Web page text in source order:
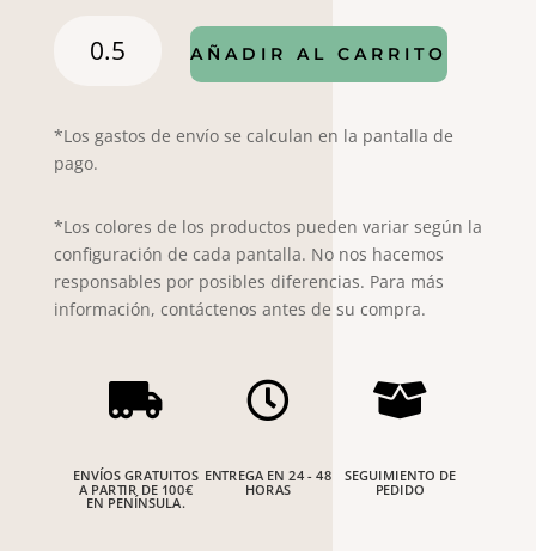
Digital
cantidad
AÑADIR AL CARRITO
*Los gastos de envío se calculan en la pantalla de
pago.
*Los colores de los productos pueden variar según la
configuración de cada pantalla. No nos hacemos
responsables por posibles diferencias. Para más
información, contáctenos antes de su compra.

ENVÍOS GRATUITOS
A PARTIR DE 100€
EN PENÍNSULA.

ENTREGA EN 24 - 48
HORAS

SEGUIMIENTO DE
PEDIDO